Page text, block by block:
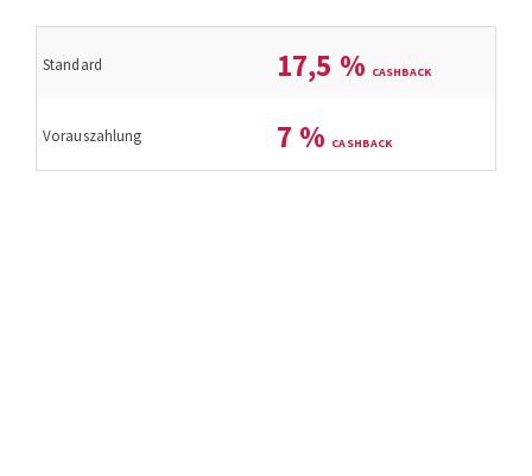
Standard 17,5 %
Vorauszahlung 7 %